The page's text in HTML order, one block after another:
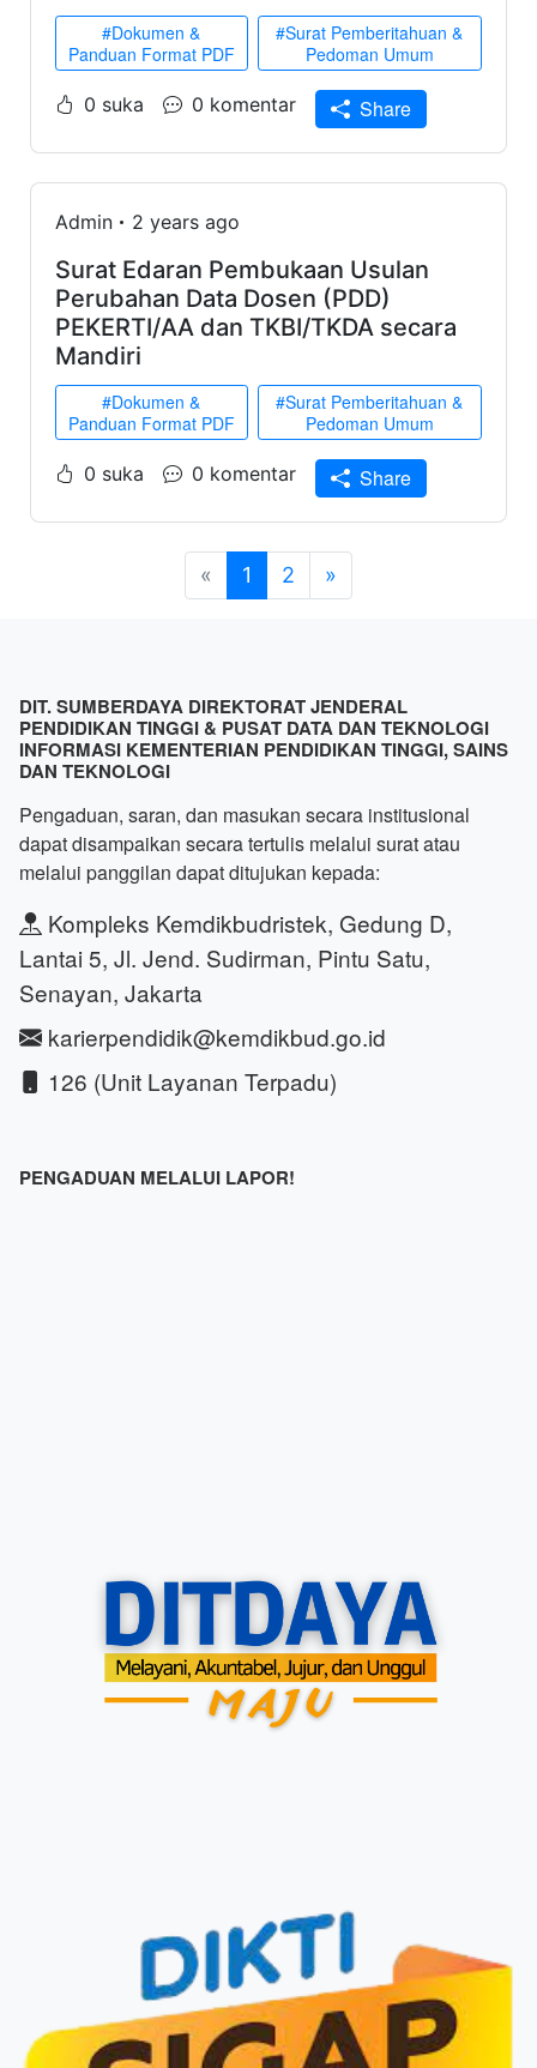
#Dokumen &
Panduan Format PDF
#Surat Pemberitahuan &
Pedoman Umum
0 suka 0 komentar Share
Admin 2 years ago
Surat Edaran Pembukaan Usulan
Perubahan Data Dosen (PDD)
PEKERTI/AA dan TKBI/TKDA secara
Mandiri
#Dokumen &
Panduan Format PDF
#Surat Pemberitahuan &
Pedoman Umum
0 suka 0 komentar Share
« 1 2 »
DIT. SUMBERDAYA DIREKTORAT JENDERAL
PENDIDIKAN TINGGI & PUSAT DATA DAN TEKNOLOGI
INFORMASI KEMENTERIAN PENDIDIKAN TINGGI, SAINS
DAN TEKNOLOGI
Pengaduan, saran, dan masukan secara institusional
dapat disampaikan secara tertulis melalui surat atau
melalui panggilan dapat ditujukan kepada:
Kompleks Kemdikbudristek, Gedung D,
Lantai 5, Jl. Jend. Sudirman, Pintu Satu,
Senayan, Jakarta
karierpendidik@kemdikbud.go.id
126 (Unit Layanan Terpadu)
PENGADUAN MELALUI LAPOR!